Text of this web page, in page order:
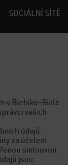
SOCIÁLNÍ SÍTĚ
v Bielsko-Bialé
vašich
údajů.
za účelem
smlouvou.
jsou: